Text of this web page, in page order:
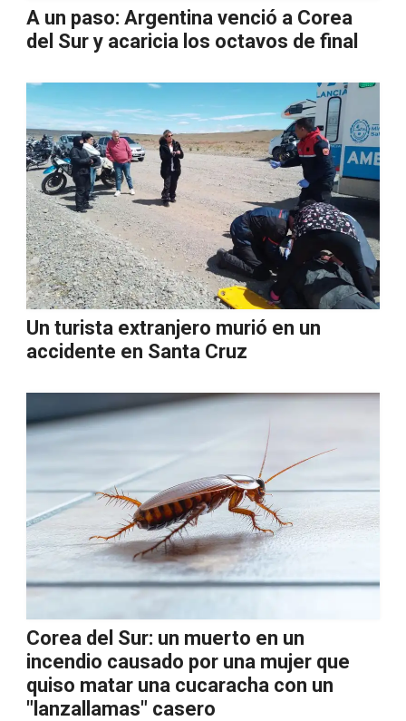
A un paso: Argentina venció a Corea
del Sur y acaricia los octavos de final
Un turista extranjero murió en un
accidente en Santa Cruz
Corea del Sur: un muerto en un
incendio causado por una mujer que
quiso matar una cucaracha con un
"lanzallamas" casero